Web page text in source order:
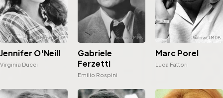
Jennifer O'Neill
Virginia Ducci
Gabriele
Ferzetti
Emilio Rospini
Marc Porel
Luca Fattori